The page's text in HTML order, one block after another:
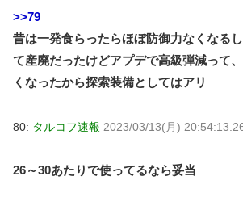
>>79
昔は一発食らったらほぼ防御力なくなる
て産廃だったけどアプデで高級弾減って
くなったから探索装備としてはアリ
80: タルコフ速報 2023/03/13(月)
26～30あたりで使ってるなら妥当